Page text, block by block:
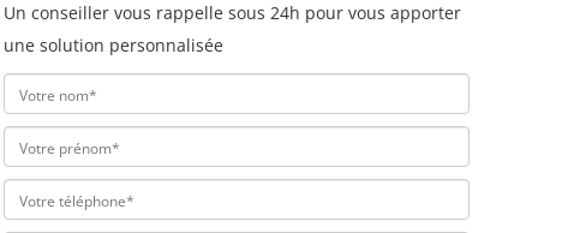
Un conseiller vous rappelle sous 24h pour vous apporter
une solution personnalisée